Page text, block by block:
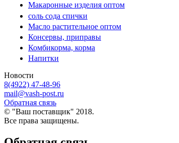
Макаронные изделия оптом
соль сода спички
Масло растительное оптом
Консервы, приправы
Комбикорма, корма
Напитки
Новости
8(4922) 47-48-96
mail@vash-post.ru
Обратная связь
© "Ваш поставщик" 2018.
Все права защищены.